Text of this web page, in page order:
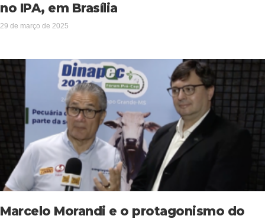
no IPA, em Brasília
29 de março de 2025
Marcelo Morandi e o protagonismo do